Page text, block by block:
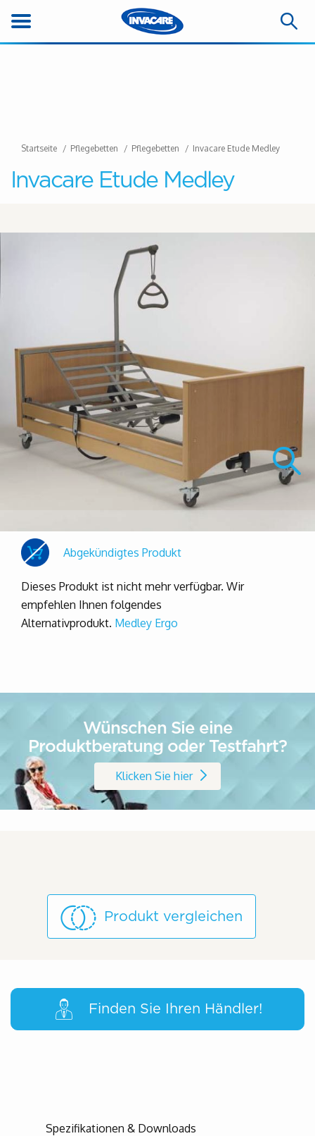
Startseite Pflegebetten Pflegebetten Invacare Etude Medley
Invacare Etude Medley
Abgekündigtes Produkt
Dieses Produkt ist nicht mehr verfügbar. Wir
empfehlen Ihnen folgendes
Alternativprodukt. Medley Ergo
Wünschen Sie eine
Produktberatung oder Testfahrt?
Klicken Sie hier
Produkt vergleichen
Finden Sie Ihren Händler!
Spezifikationen & Downloads